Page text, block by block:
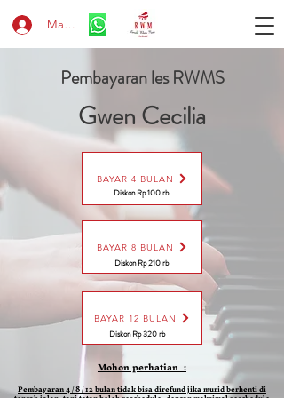
Masuk
Pembayaran les RWMS
Gwen Cecilia
BAYAR 4 BULAN
Diskon Rp 100 rb
BAYAR 8 BULAN
Diskon Rp 210 rb
BAYAR 12 BULAN
Diskon Rp 320 rb
Mohon perhatian :
Pembayaran 4 / 8 / 12 bulan tidak bisa direfund jika murid berhenti di